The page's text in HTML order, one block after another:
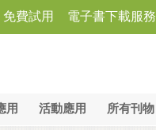
免費試用 電子書下載服務
用 活動應用 所有刊物